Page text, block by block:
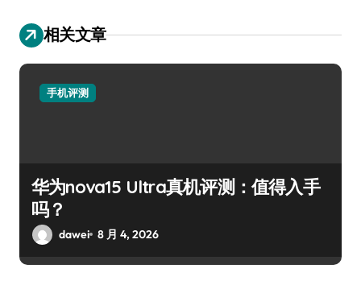
相关文章
手机评测
华为nova15 Ultra真机评测：值得入手
吗？
dawei 8 月 4, 2026